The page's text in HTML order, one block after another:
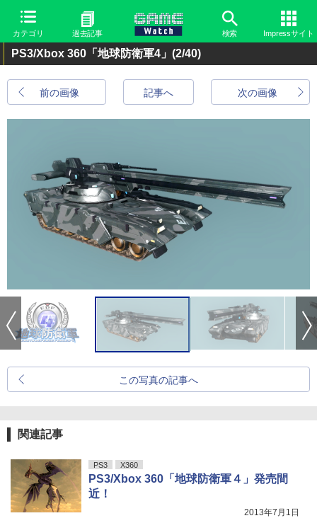
カテゴリ 過去記事 検索 Impressサイト
PS3/Xbox 360「地球防衛軍4」 (2/40)
前の画像 次の画像
記事へ
この写真の記事へ
関連記事
PS3 X360
PS3/Xbox 360「地球防衛軍４」発売間
近！
2013年7月1日